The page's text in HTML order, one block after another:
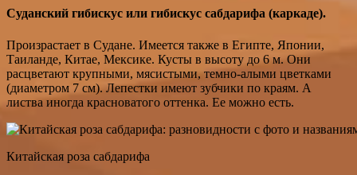
Суданский гибискус или гибискус сабдарифа (каркаде).
Произрастает в Судане. Имеется также в Египте, Японии,
Таиланде, Китае, Мексике. Кусты в высоту до 6 м. Они
расцветают крупными, мясистыми, темно-алыми цветками
(диаметром 7 см). Лепестки имеют зубчики по краям. А
листва иногда красноватого оттенка. Ее можно есть.
Китайская роза сабдарифа